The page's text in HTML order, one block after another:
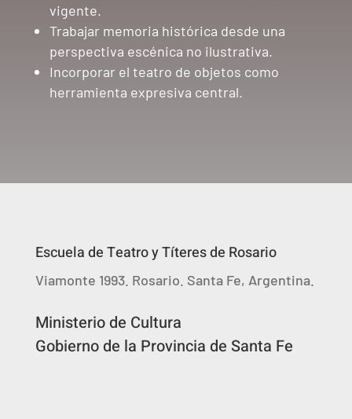
vigente.
Trabajar memoria histórica desde una
perspectiva escénica no ilustrativa.
Incorporar el teatro de objetos como
herramienta expresiva central.
Escuela de Teatro y Títeres de Rosario
Viamonte 1993. Rosario. Santa Fe, Argentina.
Ministerio de Cultura
Gobierno de la Provincia de Santa Fe